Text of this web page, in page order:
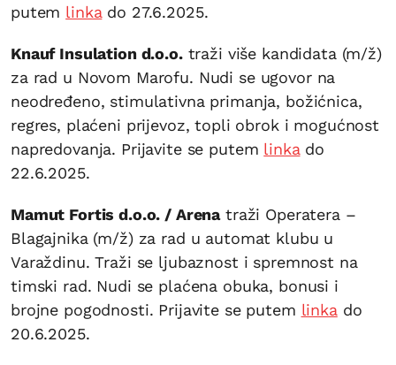
putem linka do 27.6.2025.
Knauf Insulation d.o.o.traži više kandidata (m/ž)
za rad u Novom Marofu. Nudi se ugovor na
neodređeno, stimulativna primanja, božićnica,
regres, plaćeni prijevoz, topli obrok i mogućnost
napredovanja. Prijavite se putem linka do
22.6.2025.
Mamut Fortis d.o.o. / Arenatraži Operatera –
Blagajnika (m/ž) za rad u automat klubu u
Varaždinu. Traži se ljubaznost i spremnost na
timski rad. Nudi se plaćena obuka, bonusi i
brojne pogodnosti. Prijavite se putem linka do
20.6.2025.